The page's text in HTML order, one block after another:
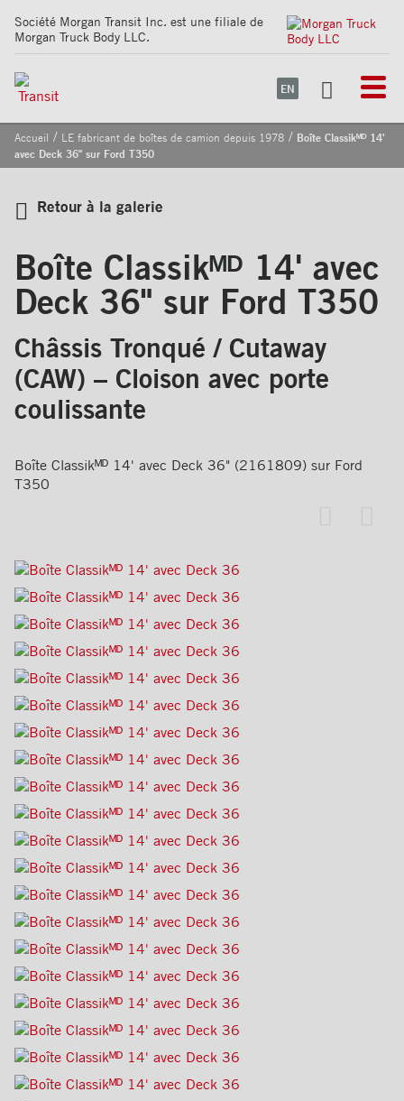
Société Morgan Transit Inc. est une filiale de
Morgan Truck Body LLC.
EN
Accueil / LE fabricant de boîtes de camion depuis 1978 / Boîte Classikᴹᴰ 14'
avec Deck 36" sur Ford T350
Retour à la galerie
Boîte Classikᴹᴰ 14' avec
Deck 36" sur Ford T350
Châssis Tronqué / Cutaway
(CAW) – Cloison avec porte
coulissante
Boîte Classikᴹᴰ 14' avec Deck 36" (2161809) sur Ford
T350